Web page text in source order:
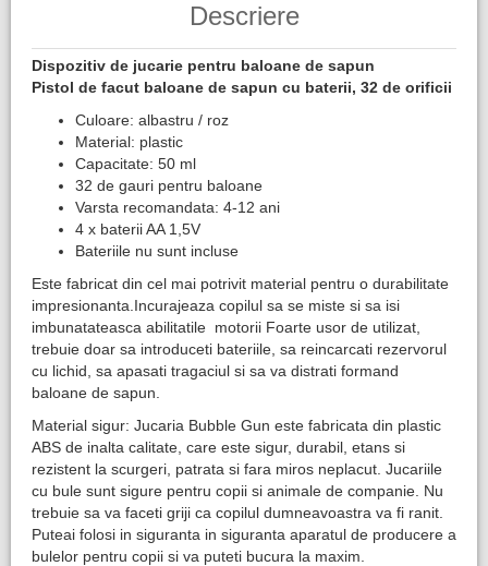
Descriere
Dispozitiv de jucarie pentru baloane de sapun
Pistol de facut baloane de sapun cu baterii, 32 de orificii
Culoare: albastru / roz
Material: plastic
Capacitate: 50 ml
32 de gauri pentru baloane
Varsta recomandata: 4-12 ani
4 x baterii AA 1,5V
Bateriile nu sunt incluse
Este fabricat din cel mai potrivit material pentru o durabilitate
impresionanta.Incurajeaza copilul sa se miste si sa isi
imbunatateasca abilitatile motorii Foarte usor de utilizat,
trebuie doar sa introduceti bateriile, sa reincarcati rezervorul
cu lichid, sa apasati tragaciul si sa va distrati formand
baloane de sapun.
Material sigur: Jucaria Bubble Gun este fabricata din plastic
ABS de inalta calitate, care este sigur, durabil, etans si
rezistent la scurgeri, patrata si fara miros neplacut. Jucariile
cu bule sunt sigure pentru copii si animale de companie. Nu
trebuie sa va faceti griji ca copilul dumneavoastra va fi ranit.
Puteai folosi in siguranta in siguranta aparatul de producere a
bulelor pentru copii si va puteti bucura la maxim.